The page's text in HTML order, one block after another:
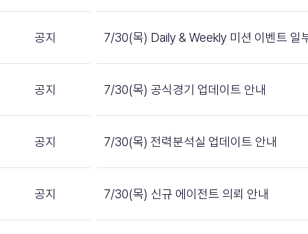
공지 7/30(목) Daily & Weekly 미션 이벤트 일
공지 7/30(목) 공식경기 업데이트 안내
공지 7/30(목) 전력분석실 업데이트 안내
공지 7/30(목) 신규 에이전트 의뢰 안내